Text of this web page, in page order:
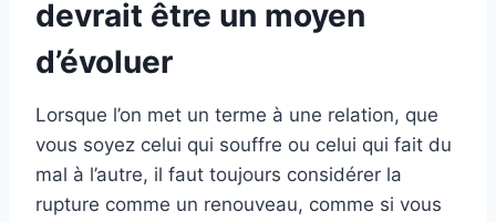
devrait être un moyen
d’évoluer
Lorsque l’on met un terme à une relation, que
vous soyez celui qui souffre ou celui qui fait du
mal à l’autre, il faut toujours considérer la
rupture comme un renouveau, comme si vous